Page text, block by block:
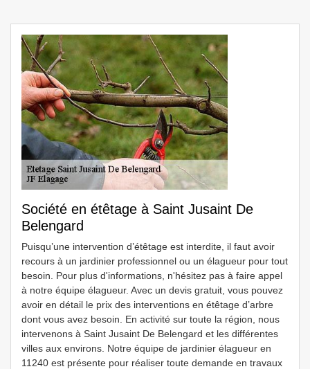
Société en étêtage à Saint Jusaint De
Belengard
Puisqu’une intervention d’étêtage est interdite, il faut avoir
recours à un jardinier professionnel ou un élagueur pour tout
besoin. Pour plus d'informations, n'hésitez pas à faire appel
à notre équipe élagueur. Avec un devis gratuit, vous pouvez
avoir en détail le prix des interventions en étêtage d’arbre
dont vous avez besoin. En activité sur toute la région, nous
intervenons à Saint Jusaint De Belengard et les différentes
villes aux environs. Notre équipe de jardinier élagueur en
11240 est présente pour réaliser toute demande en travaux